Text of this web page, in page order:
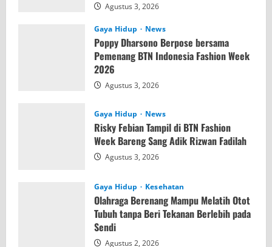
Agustus 3, 2026
Gaya Hidup News
Poppy Dharsono Berpose bersama
Pemenang BTN Indonesia Fashion Week
2026
Agustus 3, 2026
Gaya Hidup News
Risky Febian Tampil di BTN Fashion
Week Bareng Sang Adik Rizwan Fadilah
Agustus 3, 2026
Gaya Hidup Kesehatan
Olahraga Berenang Mampu Melatih Otot
Tubuh tanpa Beri Tekanan Berlebih pada
Sendi
Agustus 2, 2026